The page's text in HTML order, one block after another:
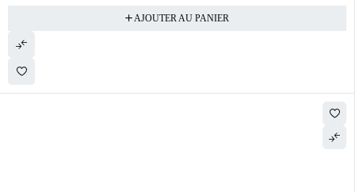
AJOUTER AU PANIER